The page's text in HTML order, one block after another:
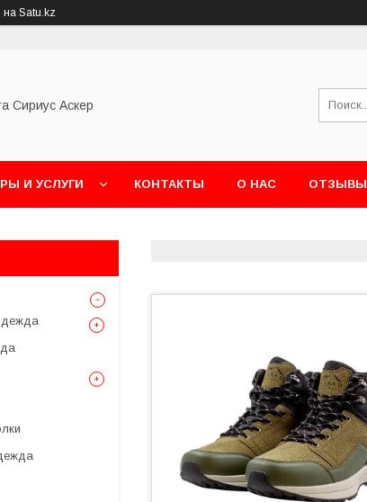
на Satu.kz
Сириус Аскер
И УСЛУГИ КОНТАКТЫ О НАС ОТЗЫВЫ